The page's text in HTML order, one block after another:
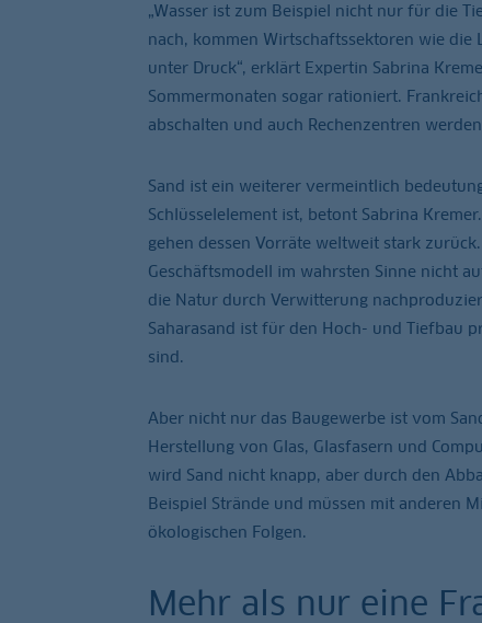
„Wasser ist zum Beispiel nicht nur für die
nach, kommen Wirtschaftssektoren wie die
unter Druck“, erklärt Expertin Sabrina
Sommermonaten sogar rationiert.
abschalten und auch Rechenzentren
Sand ist ein weiterer vermeintlich
Schlüsselelement ist, betont Sabrina
gehen dessen Vorräte weltweit stark
Geschäftsmodell im wahrsten Sinne nicht
die Natur durch Verwitterung
Saharasand ist für den Hoch- und Tiefbau
sind.
Aber nicht nur das Baugewerbe ist vom
Herstellung von Glas, Glasfasern und
wird Sand nicht knapp, aber durch den
Beispiel Strände und müssen mit anderen
ökologischen Folgen.
Mehr als nur eine